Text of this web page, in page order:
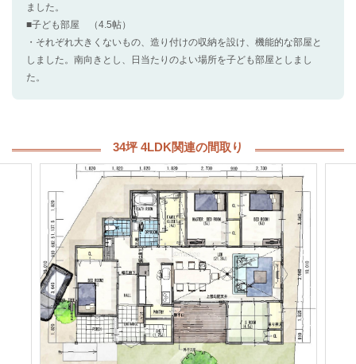
ました。
■子ども部屋 （4.5帖）
・それぞれ大きくないもの、造り付けの収納を設け、機能的な部屋と
しました。南向きとし、日当たりのよい場所を子ども部屋としまし
た。
34坪 4LDK関連の間取り